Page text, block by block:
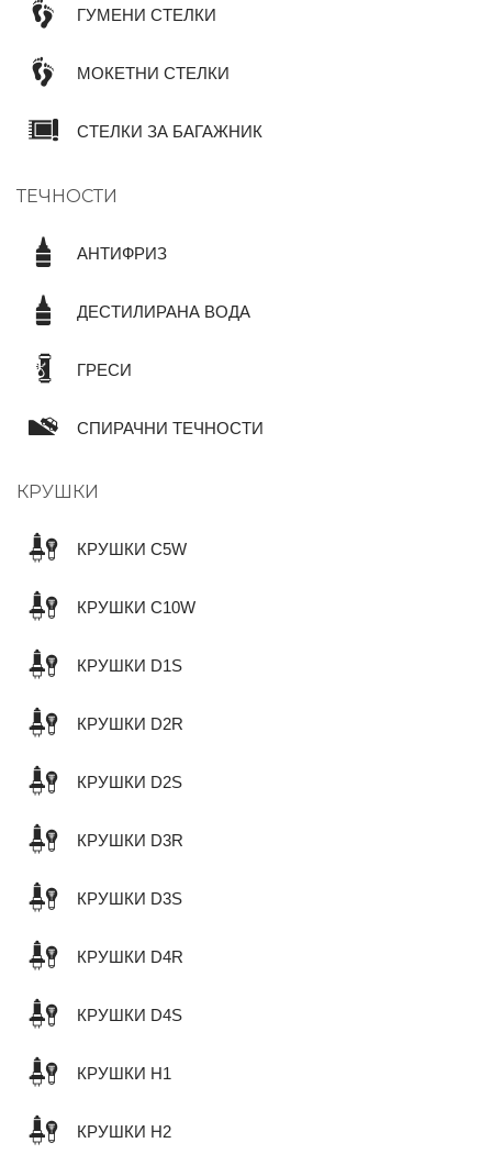
ГУМЕНИ СТЕЛКИ
МОКЕТНИ СТЕЛКИ
СТЕЛКИ ЗА БАГАЖНИК
ТЕЧНОСТИ
АНТИФРИЗ
ДЕСТИЛИРАНА ВОДА
ГРЕСИ
СПИРАЧНИ ТЕЧНОСТИ
КРУШКИ
КРУШКИ C5W
КРУШКИ C10W
КРУШКИ D1S
КРУШКИ D2R
КРУШКИ D2S
КРУШКИ D3R
КРУШКИ D3S
КРУШКИ D4R
КРУШКИ D4S
КРУШКИ H1
КРУШКИ H2